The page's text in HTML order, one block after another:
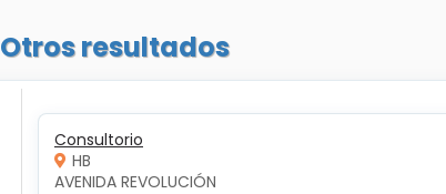
Otros resultados
Consultorio
HB
AVENIDA REVOLUCIÓN